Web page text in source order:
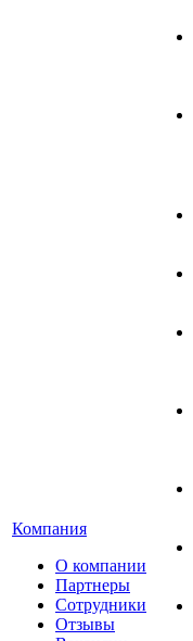
Компания
О компании
Партнеры
Сотрудники
Отзывы